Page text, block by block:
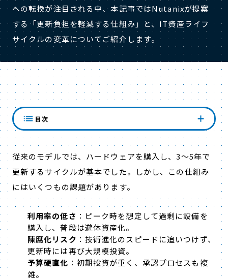
への転換が注目される中、本記事ではNutanixが提案
する「更新負担を軽減する仕組み」と、IT資産ライフ
サイクルの変革についてご紹介します。
１．IT資産ライフサイクルの変化
従来のモデルでは、ハードウェアを購入し、3〜5年で
更新するサイクルが基本でした。しかし、この仕組み
にはいくつもの課題があります。
利用率の低さ ：ピーク時を想定して過剰に設備を
購入し、普段は遊休資産化。
陳腐化リスク ：技術進化のスピードに追いつけず、
更新時には再び大規模投資。
予算硬直化 ：初期投資が重く、承認プロセスも複
雑。
目次